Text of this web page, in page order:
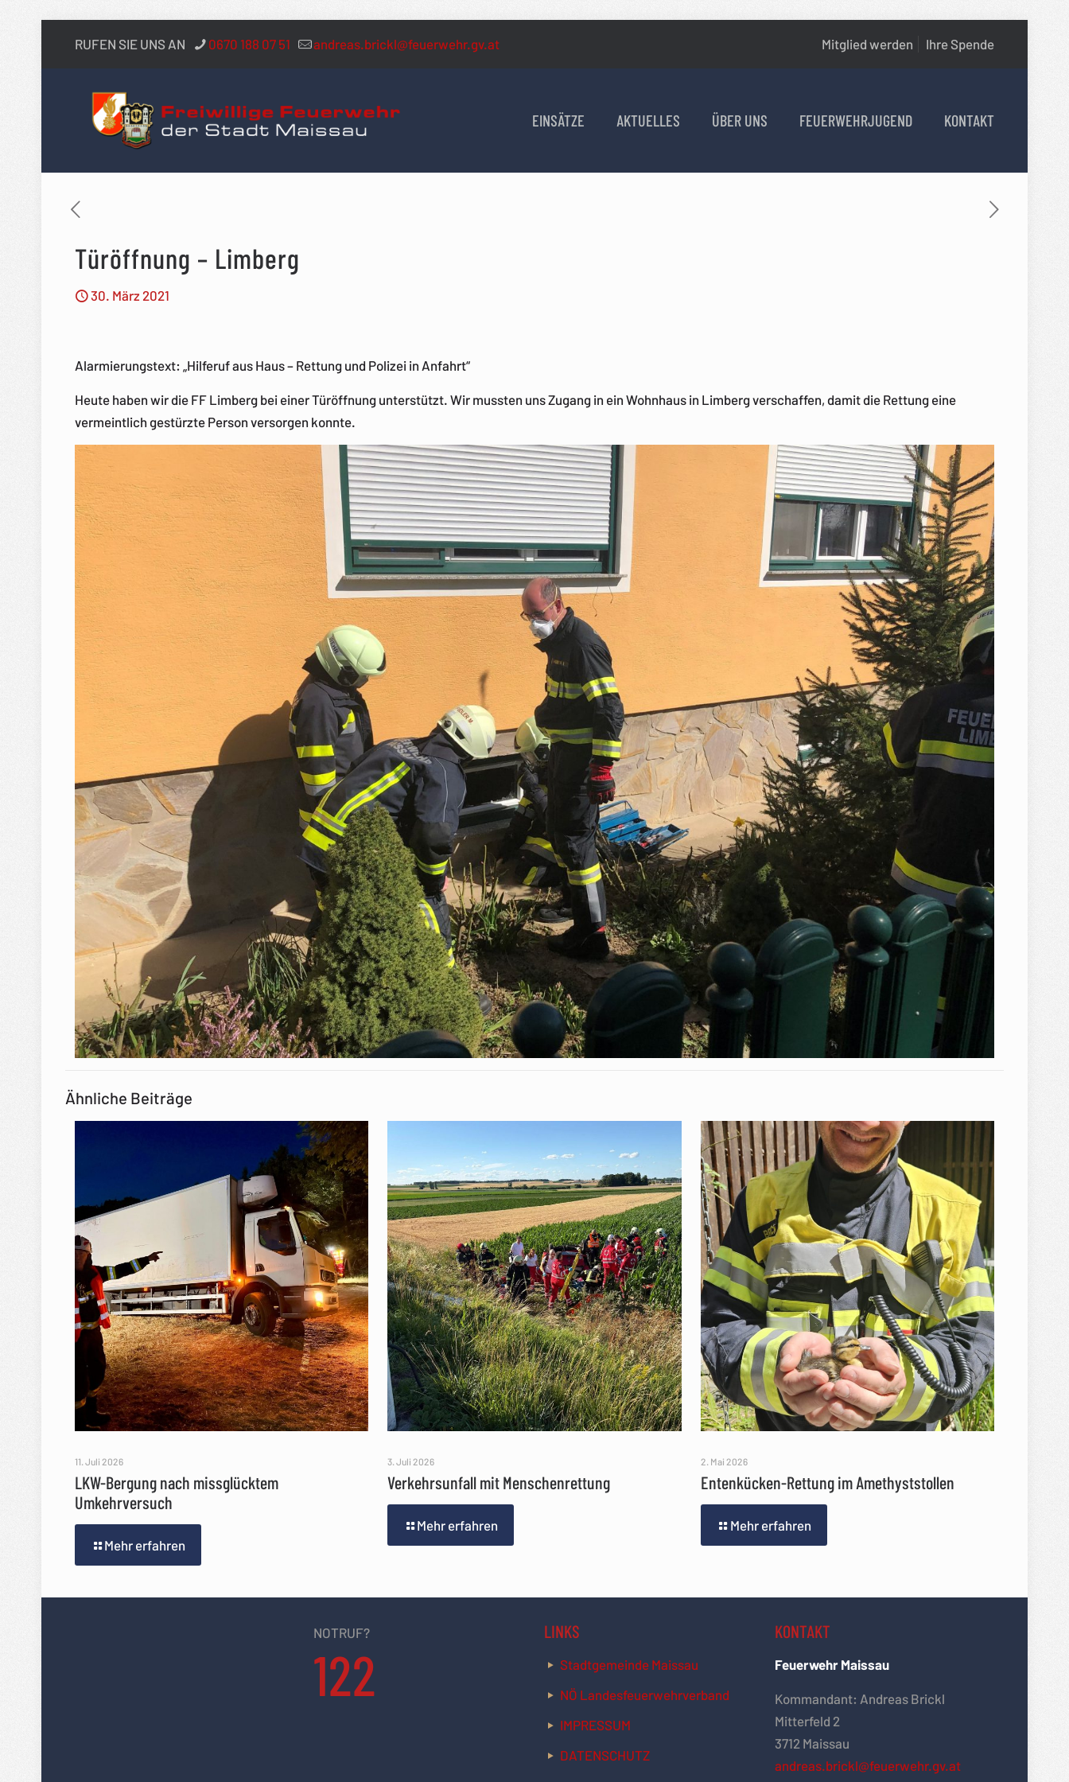
RUFEN SIE UNS AN 0670 188 07 51 andreas.brickl@feuerwehr.gv.at Mitglied werden Ihre Spende
EINSÄTZE AKTUELLES ÜBER UNS FEUERWEHRJUGEND KONTAKT
Türöffnung – Limberg
30. März 2021
Alarmierungstext: „Hilferuf aus Haus – Rettung und Polizei in Anfahrt“
Heute haben wir die FF Limberg bei einer Türöffnung unterstützt. Wir mussten uns Zugang in ein Wohnhaus in Limberg verschaffen, damit die Rettung eine
vermeintlich gestürzte Person versorgen konnte.
Ähnliche Beiträge
11. Juli 2026
LKW-Bergung nach missglücktem
Umkehrversuch
Mehr erfahren
3. Juli 2026
Verkehrsunfall mit Menschenrettung
Mehr erfahren
2. Mai 2026
Entenkücken-Rettung im Amethyststollen
Mehr erfahren
NOTRUF?
122
LINKS
Stadtgemeinde Maissau
NÖ Landesfeuerwehrverband
IMPRESSUM
DATENSCHUTZ
KONTAKT
Feuerwehr Maissau
Kommandant: Andreas Brickl
Mitterfeld 2
3712 Maissau
andreas.brickl@feuerwehr.gv.at